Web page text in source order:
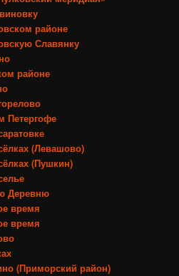
районе
Славянку
районе
Петергофе
(Левашово)
(Пушкин)
Деревню
время
время
(Приморский район)